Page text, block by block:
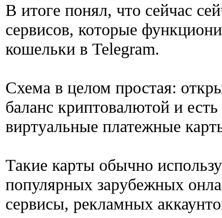
В итоге понял, что сейчас
сервисов, которые
кошельки в Telegram.
Схема в целом простая:
баланс криптовалютой и
виртуальные платежные
Такие карты обычно
популярных зарубежных
сервисы, рекламных